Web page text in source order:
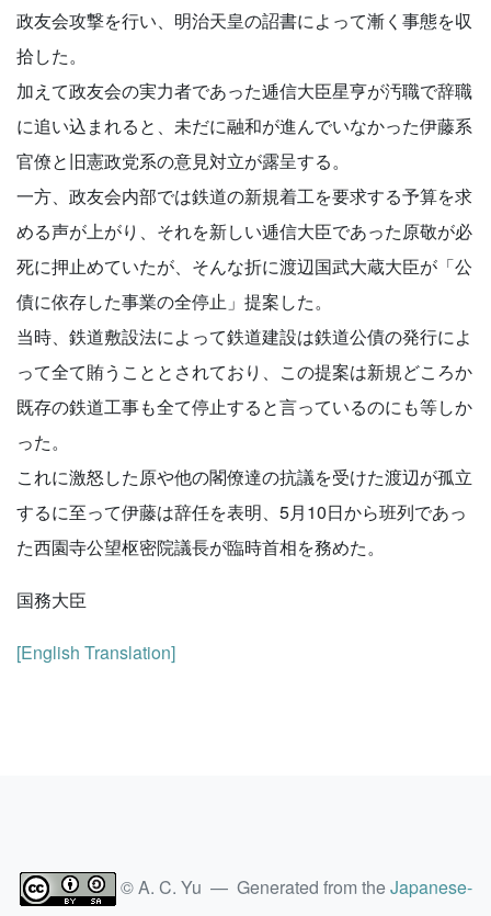
政友会攻撃を行い、明治天皇の詔書によって漸く事態を収
拾した。
加えて政友会の実力者であった逓信大臣星亨が汚職で辞職
に追い込まれると、未だに融和が進んでいなかった伊藤系
官僚と旧憲政党系の意見対立が露呈する。
一方、政友会内部では鉄道の新規着工を要求する予算を求
める声が上がり、それを新しい逓信大臣であった原敬が必
死に押止めていたが、そんな折に渡辺国武大蔵大臣が「公
債に依存した事業の全停止」提案した。
当時、鉄道敷設法によって鉄道建設は鉄道公債の発行によ
って全て賄うこととされており、この提案は新規どころか
既存の鉄道工事も全て停止すると言っているのにも等しか
った。
これに激怒した原や他の閣僚達の抗議を受けた渡辺が孤立
するに至って伊藤は辞任を表明、5月10日から班列であっ
た西園寺公望枢密院議長が臨時首相を務めた。
国務大臣
[English Translation]
© A. C. Yu — Generated from theJapanese-